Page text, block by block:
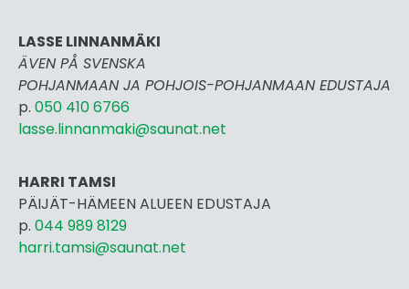
LASSE LINNANMÄKI
ÄVEN PÅ SVENSKA
POHJANMAAN JA POHJOIS-POHJANMAAN EDUSTAJA
p. 050 410 6766
lasse.linnanmaki@saunat.net
HARRI TAMSI
PÄIJÄT-HÄMEEN ALUEEN EDUSTAJA
p. 044 989 8129
harri.tamsi@saunat.net